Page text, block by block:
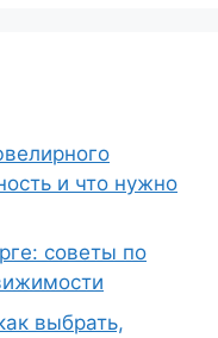
и что нужно
советы по
выбрать,